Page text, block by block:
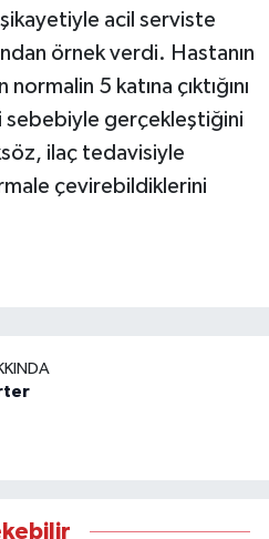
şikayetiyle acil serviste
örnek verdi. Hastanın
5 katına çıktığını
sebebiyle gerçekleştiğini
ilaç tedavisiyle
çevirebildiklerini